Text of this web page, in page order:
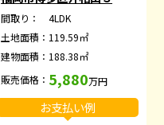
間取り：
4LDK
土地面積： 119.59㎡
建物面積： 188.38㎡
販売価格： 5,880万円
お支払い例